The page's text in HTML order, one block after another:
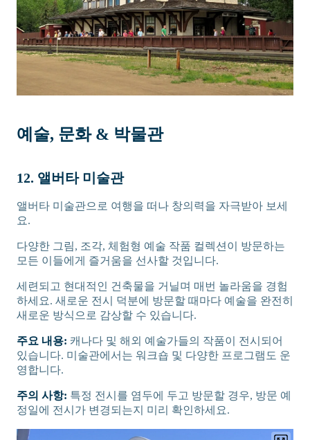
예술, 문화 & 박물관
12. 앨버타 미술관
앨버타 미술관으로 여행을 떠나 창의력을 자극받아 보세
요.
다양한 그림, 조각, 체험형 예술 작품 컬렉션이 방문하는
모든 이들에게 즐거움을 선사할 것입니다.
세련되고 현대적인 건축물을 거닐며 매번 놀라움을 경험
하세요. 새로운 전시 덕분에 방문할 때마다 예술을 완전히
새로운 방식으로 감상할 수 있습니다.
주요 내용: 캐나다 및 해외 예술가들의 작품이 전시되어
있습니다. 미술관에서는 워크숍 및 다양한 프로그램도 운
영합니다.
주의 사항: 특정 전시를 염두에 두고 방문할 경우, 방문 예
정일에 전시가 변경되는지 미리 확인하세요.